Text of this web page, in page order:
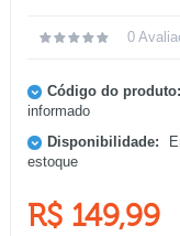
0
Código do produto:
informado
Disponibilidade:
estoque
R$ 149,99